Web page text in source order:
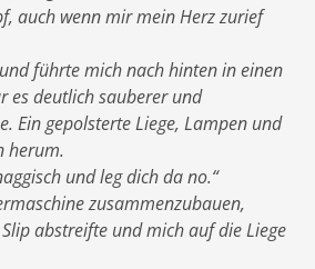
auch wenn mir mein Herz zurief
führte mich nach hinten in einen
es deutlich sauberer und
Ein gepolsterte Liege, Lampen und
herum.
und leg dich da no.“
zusammenzubauen,
abstreifte und mich auf die Liege